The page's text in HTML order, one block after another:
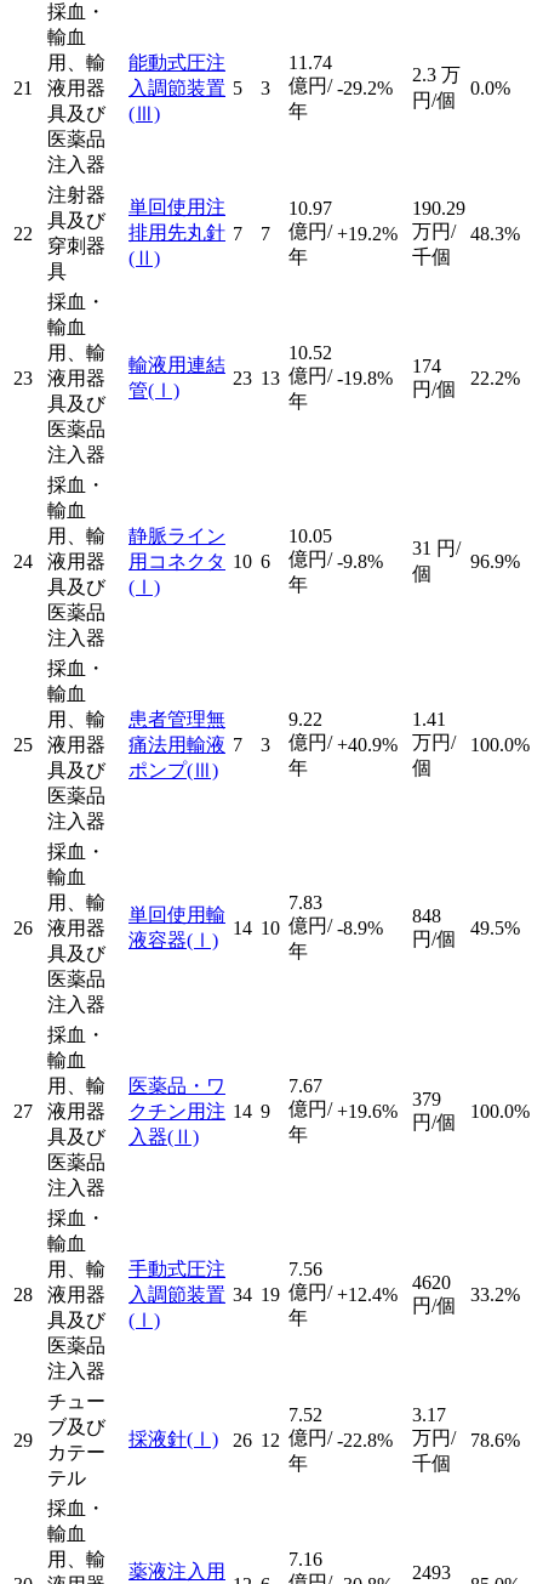
21
採血・
輸血
用、輸
液用器
具及び
医薬品
注入器
能動式圧注
入調節装置
(Ⅲ)
5 3
11.74
億円/
年
-29.2%
2.3 万
円/個
0.0%
22
注射器
具及び
穿刺器
具
単回使用注
排用先丸針
(Ⅱ)
7 7
10.97
億円/
年
+19.2%
190.29
万円/
千個
48.3%
23
採血・
輸血
用、輸
液用器
具及び
医薬品
注入器
輸液用連結
管(Ⅰ)
23 13
10.52
億円/
年
-19.8%
174
円/個
22.2%
24
採血・
輸血
用、輸
液用器
具及び
医薬品
注入器
静脈ライン
用コネクタ
(Ⅰ)
10 6
10.05
億円/
年
-9.8%
31 円/
個
96.9%
25
採血・
輸血
用、輸
液用器
具及び
医薬品
注入器
患者管理無
痛法用輸液
ポンプ(Ⅲ)
7 3
9.22
億円/
年
+40.9%
1.41
万円/
個
100.0%
26
採血・
輸血
用、輸
液用器
具及び
医薬品
注入器
単回使用輸
液容器(Ⅰ)
14 10
7.83
億円/
年
-8.9%
848
円/個
49.5%
27
採血・
輸血
用、輸
液用器
具及び
医薬品
注入器
医薬品・ワ
クチン用注
入器(Ⅱ)
14 9
7.67
億円/
年
+19.6%
379
円/個
100.0%
28
採血・
輸血
用、輸
液用器
具及び
医薬品
注入器
手動式圧注
入調節装置
(Ⅰ)
34 19
7.56
億円/
年
+12.4%
4620
円/個
33.2%
29
チュー
ブ及び
カテー
テル
採液針(Ⅰ) 26 12
7.52
億円/
年
-22.8%
3.17
万円/
千個
78.6%
採血・
輸血
用、輸
薬液注入用
7.16
2493